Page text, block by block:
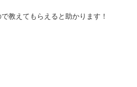
教えてもらえると助かります！